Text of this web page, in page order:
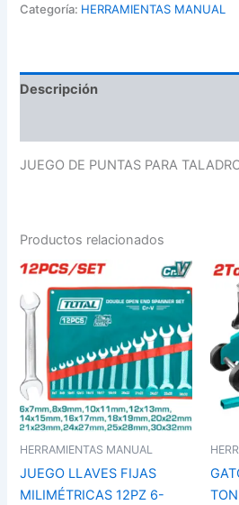
Categoría: HERRAMIENTAS MANUAL
Descripción
JUEGO DE PUNTAS PARA
Productos relacionados
HERRAMIENTAS MANUAL
JUEGO LLAVES FIJAS
MILIMÉTRICAS 12PZ 6-